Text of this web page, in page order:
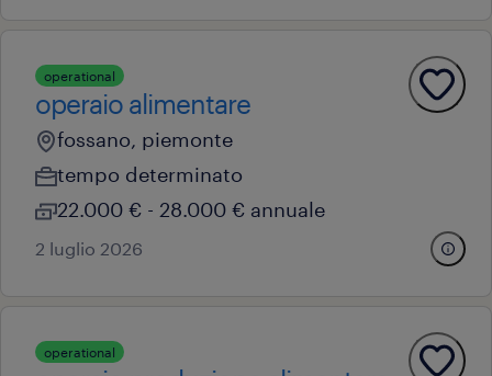
operational
operaio alimentare
fossano, piemonte
tempo determinato
22.000 € - 28.000 € annuale
2 luglio 2026
operational